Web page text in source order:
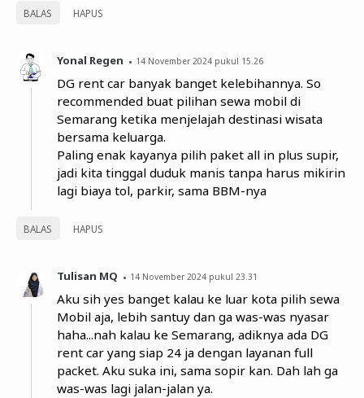
BALAS HAPUS
Yonal Regen 14 November 2024 pukul 15.26
DG rent car banyak banget kelebihannya. So
recommended buat pilihan sewa mobil di
Semarang ketika menjelajah destinasi wisata
bersama keluarga.
Paling enak kayanya pilih paket all in plus supir,
jadi kita tinggal duduk manis tanpa harus mikirin
lagi biaya tol, parkir, sama BBM-nya
BALAS HAPUS
Tulisan MQ 14 November 2024 pukul 23.31
Aku sih yes banget kalau ke luar kota pilih sewa
Mobil aja, lebih santuy dan ga was-was nyasar
haha...nah kalau ke Semarang, adiknya ada DG
rent car yang siap 24 ja dengan layanan full
packet. Aku suka ini, sama sopir kan. Dah lah ga
was-was lagi jalan-jalan ya.